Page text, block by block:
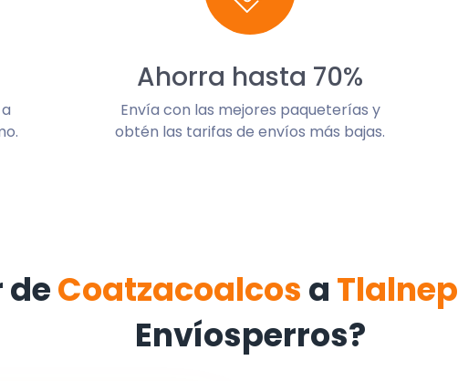
Ahorra hasta 70%
Envía con las mejores paqueterías y
obtén las tarifas de envíos más bajas.
deCoatzacoalcos a
Envíosperros?